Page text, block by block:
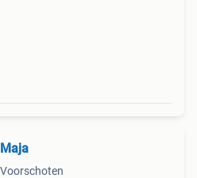
Maja
Voorschoten